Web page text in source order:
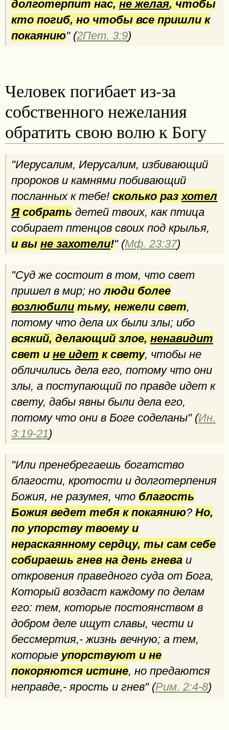
долготерпит нас, не желая, чтобы
кто погиб, но чтобы все пришли к
покаянию" (2Пет. 3:9)
Человек погибает из-за
собственного нежелания
обратить свою волю к Богу
"Иерусалим, Иерусалим, избивающий
пророков и камнями побивающий
посланных к тебе! сколько разхотел
Я собрать детей твоих, как птица
собирает птенцов своих под крылья,
и вы не захотели!" (Мф. 23:37)
"Суд же состоит в том, что свет
пришел в мир; нолюди более
возлюбили тьму, нежели свет,
потому что дела их были злы; ибо
всякий, делающий злое, ненавидит
свет и не идет к свету, чтобы не
обличились дела его, потому что они
злы, а поступающий по правде идет к
свету, дабы явны были дела его,
потому что они в Боге соделаны" (Ин.
3:19-21)
"Или пренебрегаешь богатство
благости, кротости и долготерпения
Божия, не разумея, что благость
Божия ведет тебя к покаянию? Но,
по упорству твоему и
нераскаянному сердцу, ты сам себе
собираешь гнев на день гнева и
откровения праведного суда от Бога,
Который воздаст каждому по делам
его: тем, которые постоянством в
добром деле ищут славы, чести и
бессмертия,- жизнь вечную; а тем,
которые упорствуют и не
покоряются истине, но предаются
неправде,- ярость и гнев" (Рим. 2:4-8)